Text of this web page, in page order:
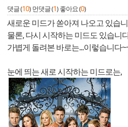
댓글 (10) 먼댓글 (1) 좋아요 (0)
새로운 미드가 쏟아져 나오고 있습
물론, 다시 시작하는 미드도 있습니
가볍게 돌려본 바로는...이렇습니다
눈에 띄는 새로 시작하는 미드로는,